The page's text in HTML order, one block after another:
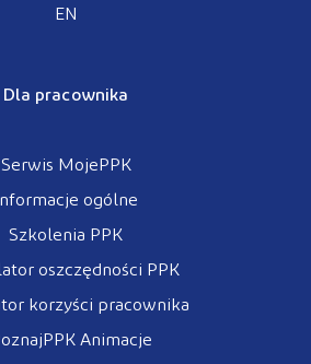
EN
Dla pracownika
Serwis MojePPK
Informacje ogólne
Szkolenia PPK
oszczędności PPK
korzyści pracownika
Animacje